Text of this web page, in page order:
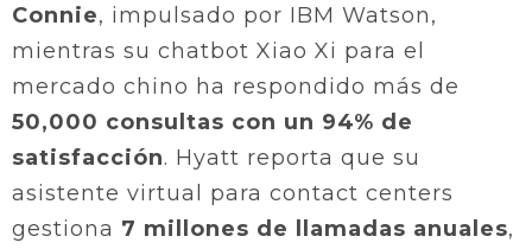
Connie, impulsado por IBM Watson,
mientras su chatbot Xiao Xi para el
mercado chino ha respondido más de
50,000 consultas con un 94% de
satisfacción. Hyatt reporta que su
asistente virtual para contact centers
gestiona 7 millones de llamadas anuales,